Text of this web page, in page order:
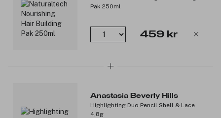
Pak 250ml
459 kr
Anastasia Beverly Hills
Highlighting Duo Pencil Shell & Lace
4,8g